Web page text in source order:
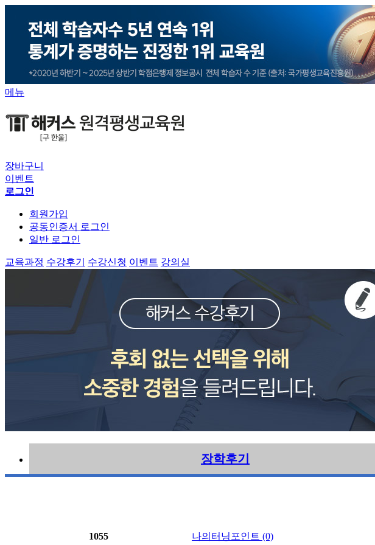
메뉴
장바구니
이벤트
로그인
회원가입
공동인증서 로그인
일반 로그인
교육과정 수강후기 수강신청 이벤트 강의실
장학후기
1055 나의터닝포인트 (0)